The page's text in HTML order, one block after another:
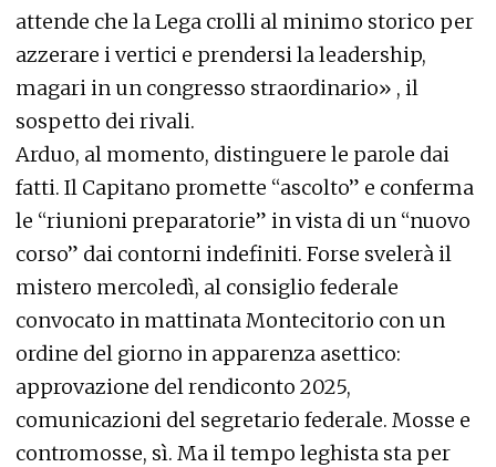
attende che la Lega crolli al minimo storico per
azzerare i vertici e prendersi la leadership,
magari in un congresso straordinario» , il
sospetto dei rivali.
Arduo, al momento, distinguere le parole dai
fatti. Il Capitano promette “ascolto” e conferma
le “riunioni preparatorie” in vista di un “nuovo
corso” dai contorni indefiniti. Forse svelerà il
mistero mercoledì, al consiglio federale
convocato in mattinata Montecitorio con un
ordine del giorno in apparenza asettico:
approvazione del rendiconto 2025,
comunicazioni del segretario federale. Mosse e
contromosse, sì. Ma il tempo leghista sta per